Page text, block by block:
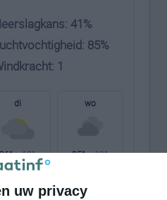
uw privacy
41%
85%
1
di
26° 18°
wo
25° 19°
20°C 20°C